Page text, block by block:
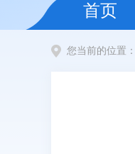
首页
您当前的位置：